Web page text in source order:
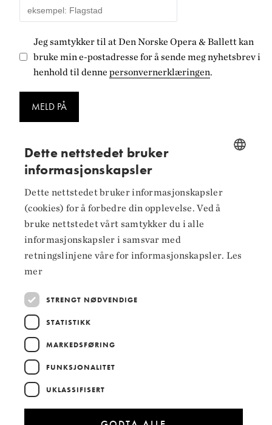
Jeg samtykker til at Den Norske Opera & Ballett kan
bruke min e-postadresse for å sende meg nyhetsbrev i
henhold til denne personvernerklæringen.
MELD PÅ
Følg oss på
Facebook
Instagram
LinkedIn
Hoved­samarbeidspartnere
ENGLISH
Dette nettstedet bruker
informasjonskapsler
Dette nettstedet bruker informasjonskapsler
(cookies) for å forbedre din opplevelse. Ved å
bruke nettstedet vårt samtykker du i alle
informasjonskapsler i samsvar med
retningslinjene våre for informasjonskapsler. Les
mer
STRENGT NØDVENDIGE
STATISTIKK
MARKEDSFØRING
FUNKSJONALITET
UKLASSIFISERT